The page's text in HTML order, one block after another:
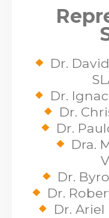
Dr.
Dr.
Dr.
Dr.
Dra.
Dr.
Dr.
Dr. Ariel